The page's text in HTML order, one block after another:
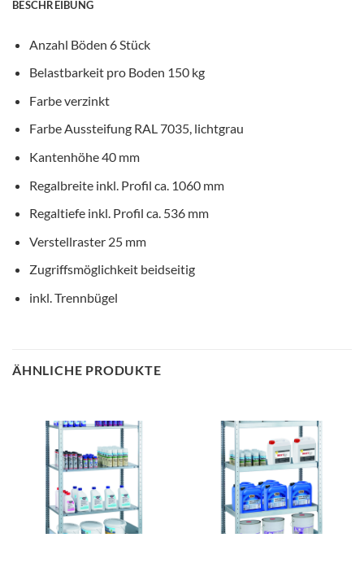
BESCHREIBUNG
Anzahl Böden 6 Stück
Belastbarkeit pro Boden 150 kg
Farbe verzinkt
Farbe Aussteifung RAL 7035, lichtgrau
Kantenhöhe 40 mm
Regalbreite inkl. Profil ca. 1060 mm
Regaltiefe inkl. Profil ca. 536 mm
Verstellraster 25 mm
Zugriffsmöglichkeit beidseitig
inkl. Trennbügel
ÄHNLICHE PRODUKTE